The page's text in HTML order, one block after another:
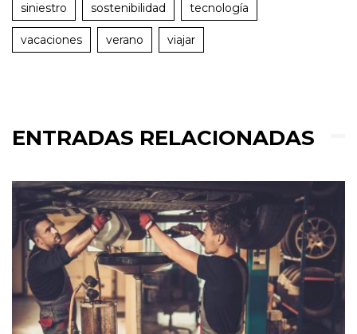
siniestro sostenibilidad tecnología
vacaciones verano viajar
ENTRADAS RELACIONADAS